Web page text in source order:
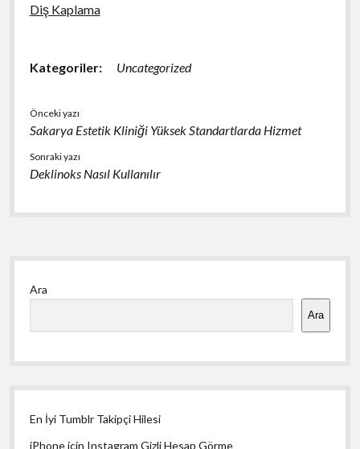
Diş Kaplama
Kategoriler: Uncategorized
Önceki yazı
Sakarya Estetik Kliniği Yüksek Standartlarda Hizmet
Sonraki yazı
Deklinoks Nasıl Kullanılır
Yan
Menü
Ara
Ara
En İyi Tumblr Takipçi Hilesi
iPhone için Instagram Gizli Hesap Görme